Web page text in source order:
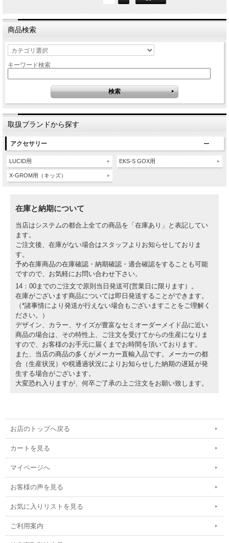
商品検索
キーワード検索
取扱ブランドから探す
アクセサリー
LUCID用
X-GROM用（キッズ）
EKS-S GOX用
在庫と納期について
当店はシステムの都合上全ての商品を「在庫あり」と表記してい
ます。
ご注文後、在庫がない場合はスタッフよりお知らせしておりま
す。
予め在庫商品の在庫確認・納期確認・適合確認をすることも可能
ですので、お気軽にお問い合わせ下さい。
14：00までのご注文で原則当日発送可(営業日に限ります）。
在庫がございます商品については即日発送することができます。
（*諸事情により発送が行えない場合もございますことをご理解く
ださい。）
デザイン、カラー、サイズが豊富なセミオーダーメイド品に近い
商品の場合は、その特性上、ご注文を受けてからの生産になりま
すので、お客様のお手元に届くまでお時間を頂いております。
また、当店の商品の多くがメーカー直輸入品です。メーカーの都
合（生産状況）や税通過状況によりお知らせした納期の遅延が発
生する場合がございます。
大変恐れ入りますが、何卒ご了承の上ご注文をお願い致します。
お店のトップへ戻る
カートを見る
マイページへ
お客様の声を見る
お気に入りリストを見る
ご利用案内